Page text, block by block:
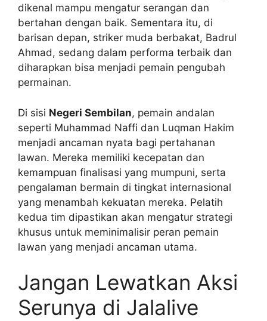
dikenal mampu mengatur serangan dan
bertahan dengan baik. Sementara itu, di
barisan depan, striker muda berbakat, Badrul
Ahmad, sedang dalam performa terbaik dan
diharapkan bisa menjadi pemain pengubah
permainan.
Di sisi Negeri Sembilan, pemain andalan
seperti Muhammad Naffi dan Luqman Hakim
menjadi ancaman nyata bagi pertahanan
lawan. Mereka memiliki kecepatan dan
kemampuan finalisasi yang mumpuni, serta
pengalaman bermain di tingkat internasional
yang menambah kekuatan mereka. Pelatih
kedua tim dipastikan akan mengatur strategi
khusus untuk meminimalisir peran pemain
lawan yang menjadi ancaman utama.
Jangan Lewatkan Aksi
Serunya di Jalalive